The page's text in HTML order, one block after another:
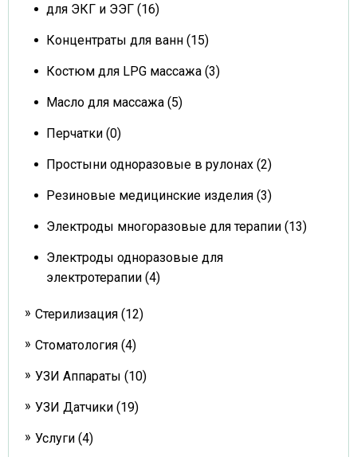
для ЭКГ и ЭЭГ (16)
Концентраты для ванн (15)
Костюм для LPG массажа (3)
Масло для массажа (5)
Перчатки (0)
Простыни одноразовые в рулонах (2)
Резиновые медицинские изделия (3)
Электроды многоразовые для терапии (13)
Электроды одноразовые для
электротерапии (4)
Стерилизация (12)
Стоматология (4)
УЗИ Аппараты (10)
УЗИ Датчики (19)
Услуги (4)